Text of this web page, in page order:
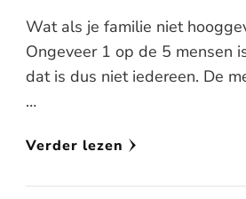
Wat als je familie niet
Ongeveer 1 op de 5 mensen
dat is dus niet iedereen. De
…
Verder lezen